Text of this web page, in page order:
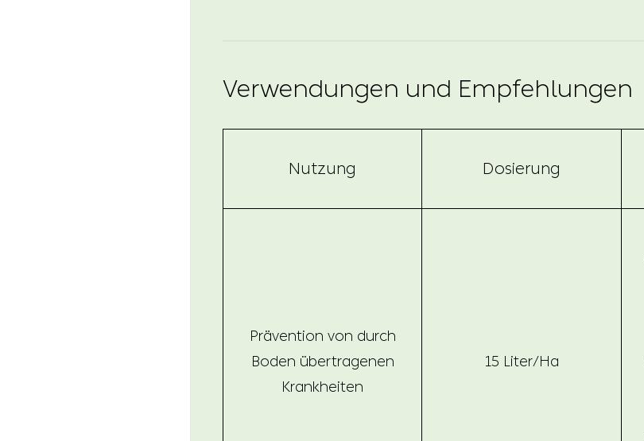
Verwendungen und Empfehlungen
Nutzung Dosierung
Prävention von durch
Boden übertragenen
Krankheiten
15 Liter/Ha